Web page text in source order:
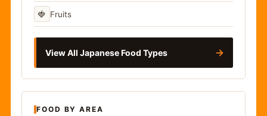
🍓 Fruits
View All Japanese Food Types →
FOOD BY AREA